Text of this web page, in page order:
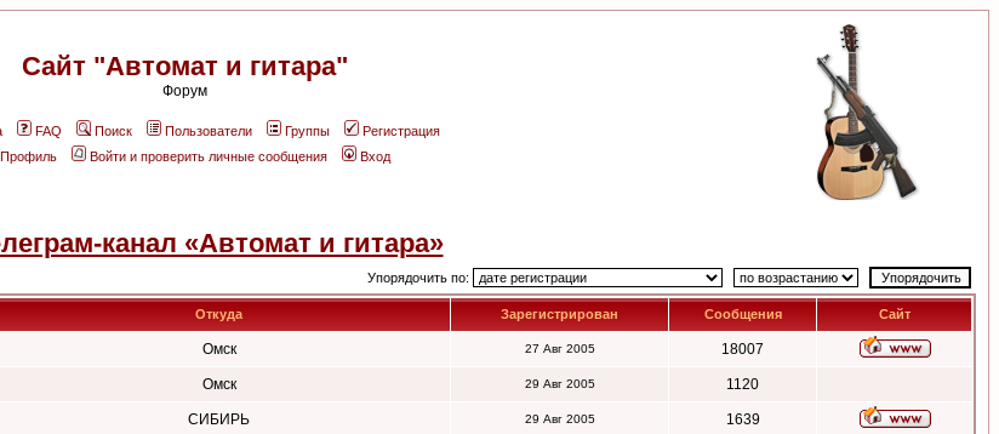
Сайт "Автомат и гитара"
Форум
FAQ Поиск Пользователи Группы
Регистрация
Профиль
Войти и проверить личные сообщения Вход
канал «Автомат и гитара»
Упорядочить по:
Откуда Зарегистрирован Сообщения Сайт
Омск 27 Авг 2005 18007
Омск 29 Авг 2005 1120
СИБИРЬ 29 Авг 2005 1639